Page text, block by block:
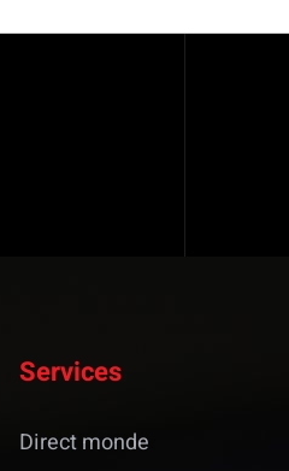
Services
Direct monde